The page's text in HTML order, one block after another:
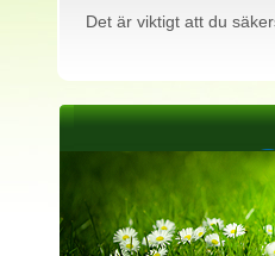
Det är viktigt att du